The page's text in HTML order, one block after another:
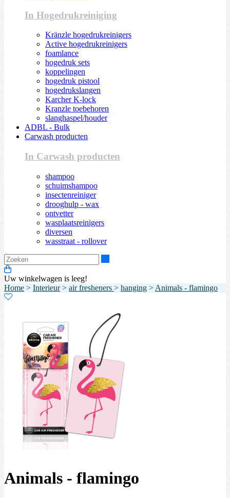
In Hogedrukreiniging
Kränzle hogedrukreinigers
Active hogedrukreinigers
foamlance
hogedruk sets
koppelingen
hogedruk pistool
hogedrukslangen
Karcher K-lock
Kranzle toebehoren
slanghaspel/houder
ADBL - Bulk
Carwash producten
In Carwash producten
shampoo
schuimshampoo
insectenreiniger
drooghulp - wax
ontvetter
wasplaatsreinigers
diversen
wasstraat - rollover
Uw winkelwagen is leeg!
Home > Interieur> air fresheners > hanging > Animals - flamingo
Animals - flamingo